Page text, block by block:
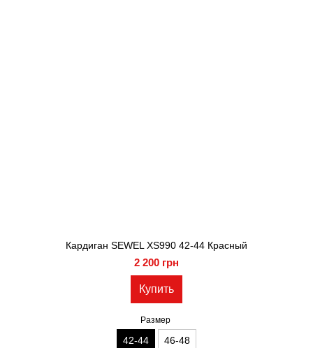
Кардиган SEWEL XS990 42-44 Красный
2 200 грн
Купить
Размер
42-44 46-48